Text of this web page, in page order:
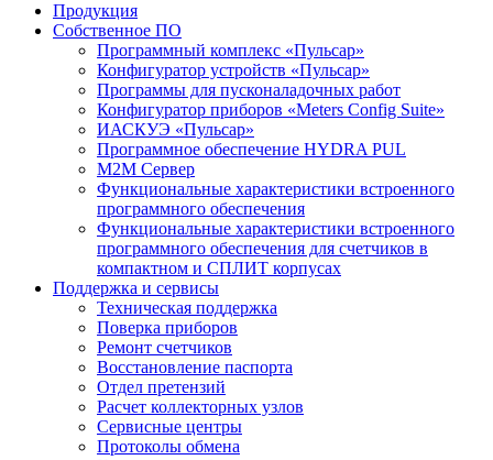
Продукция
Собственное ПО
Программный комплекс «Пульсар»
Конфигуратор устройств «Пульсар»
Программы для пусконаладочных работ
Конфигуратор приборов «Meters Config Suite»
ИАСКУЭ «Пульсар»
Программное обеспечение HYDRA PUL
M2M Сервер
Функциональные характеристики встроенного
программного обеспечения
Функциональные характеристики встроенного
программного обеспечения для счетчиков в
компактном и СПЛИТ корпусах
Поддержка и сервисы
Техническая поддержка
Поверка приборов
Ремонт счетчиков
Восстановление паспорта
Отдел претензий
Расчет коллекторных узлов
Сервисные центры
Протоколы обмена